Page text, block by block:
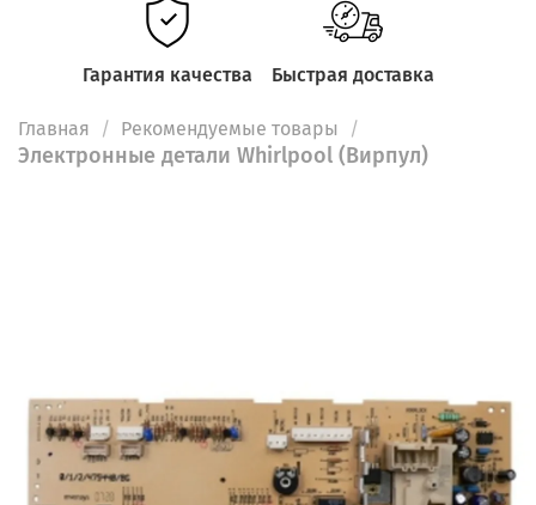
Гарантия качества Быстрая доставка
Главная Рекомендуемые товары
Электронные детали Whirlpool (Вирпул)